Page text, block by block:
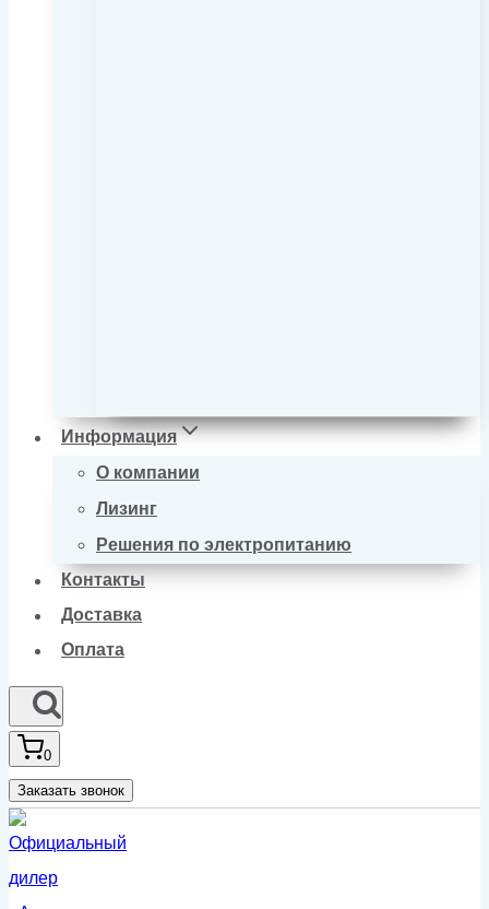
Информация
О компании
Лизинг
Решения по электропитанию
Контакты
Доставка
Оплата
0
Заказать звонок